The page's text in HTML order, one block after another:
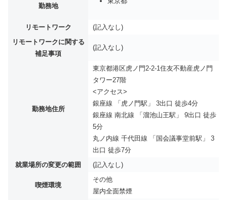
勤務地
リモートワーク
(記入なし)
リモートワークに関する
補足事項
(記入なし)
勤務地住所
東京都港区虎ノ門2-2-1住友不動産虎ノ門
タワー27階
<アクセス>
銀座線 「虎ノ門駅」 3出口 徒歩4分
銀座線 南北線 「溜池山王駅」 9出口 徒歩
5分
丸ノ内線 千代田線 「国会議事堂前駅」 3
出口 徒歩7分
就業場所の変更の範囲
(記入なし)
喫煙環境
その他
屋内全面禁煙